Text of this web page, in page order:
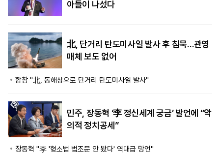
아들이 나섰다
北, 단거리 탄도미사일 발사 후 침묵…관영
매체 보도 없어
합참 "北, 동해상으로 단거리 탄도미사일 발사"
민주, 장동혁 ‘李 정신세계 궁금’ 발언에 “악
의적 정치공세”
장동혁 "李 '형소법 법조문 안 봤다' 역대급 망언"